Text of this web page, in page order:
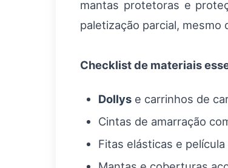
mantas protetoras e
paletização parcial, mesmo
Checklist de materiais
Dollys e carrinhos de
Cintas de amarração
Fitas elásticas e